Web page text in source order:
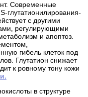
Современные
глутатионилирования-
с другими
регулирующими
и апоптоз.
гибель клеток под
Глутатион снижает
к ровному тону кожи
в структуре